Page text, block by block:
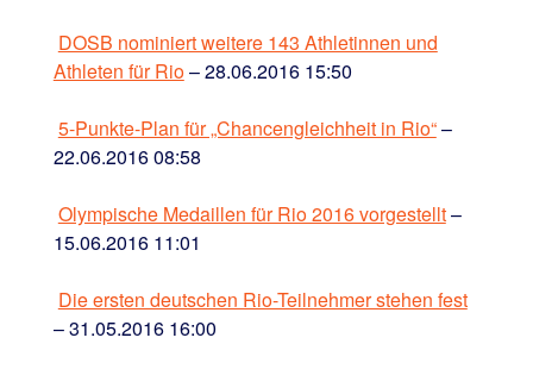
DOSB nominiert weitere 143 Athletinnen und
Athleten für Rio– 28.06.2016 15:50
5-Punkte-Plan für „Chancengleichheit in Rio“–
22.06.2016 08:58
Olympische Medaillen für Rio 2016 vorgestellt–
15.06.2016 11:01
Die ersten deutschen Rio-Teilnehmer stehen fest
– 31.05.2016 16:00